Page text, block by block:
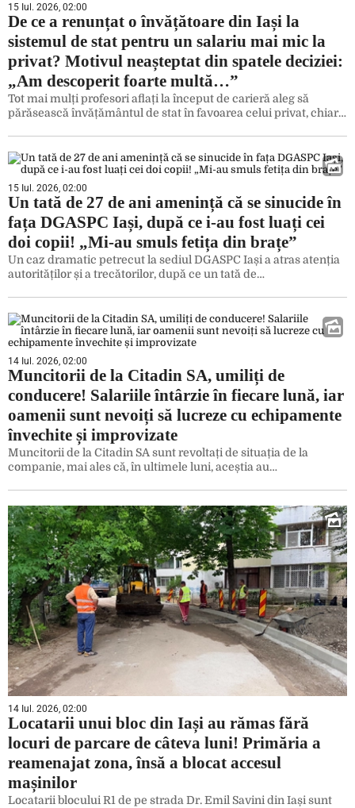
15 Iul. 2026, 02:00
De ce a renunțat o învățătoare din Iași la
sistemul de stat pentru un salariu mai mic la
privat? Motivul neașteptat din spatele deciziei:
„Am descoperit foarte multă…”
Tot mai mulți profesori aflați la început de carieră aleg să
părăsească învățământul de stat în favoarea celui privat, chiar…
15 Iul. 2026, 02:00
Un tată de 27 de ani amenință că se sinucide în
fața DGASPC Iași, după ce i-au fost luați cei
doi copii! „Mi-au smuls fetița din brațe”
Un caz dramatic petrecut la sediul DGASPC Iași a atras atenția
autorităților și a trecătorilor, după ce un tată de…
14 Iul. 2026, 02:00
Muncitorii de la Citadin SA, umiliți de
conducere! Salariile întârzie în fiecare lună, iar
oamenii sunt nevoiți să lucreze cu echipamente
învechite și improvizate
Muncitorii de la Citadin SA sunt revoltați de situația de la
companie, mai ales că, în ultimele luni, aceștia au…
14 Iul. 2026, 02:00
Locatarii unui bloc din Iași au rămas fără
locuri de parcare de câteva luni! Primăria a
reamenajat zona, însă a blocat accesul
mașinilor
Locatarii blocului R1 de pe strada Dr. Emil Savini din Iași sunt